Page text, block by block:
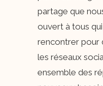
partage que
ouvert à tous
rencontrer pour
les réseaux
ensemble des